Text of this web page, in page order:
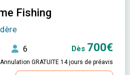
Fishing
6 Dès 700€
Annulation GRATUITE 14 jours de préavis